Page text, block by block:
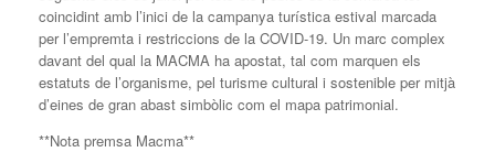
coincidint amb l’inici de la campanya turística estival marcada
per l’empremta i restriccions de la COVID-19. Un marc complex
davant del qual la MACMA ha apostat, tal com marquen els
estatuts de l’organisme, pel turisme cultural i sostenible per mitjà
d’eines de gran abast simbòlic com el mapa patrimonial.
**Nota premsa Macma**